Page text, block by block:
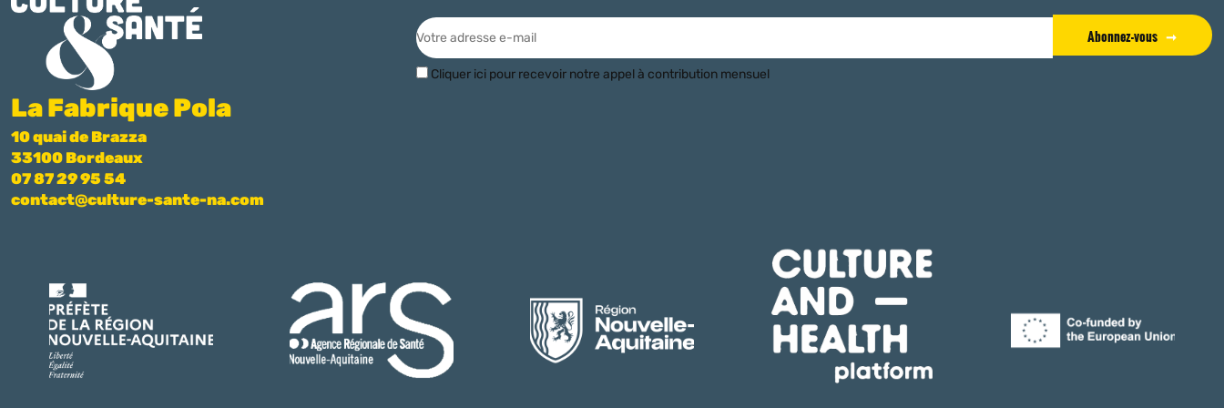
La Fabrique Pola
10 quai de Brazza
33100 Bordeaux
07 87 29 95 54
contact@culture-sante-na.com
Abonnez-vous
Cliquer ici pour recevoir notre appel à contribution mensuel